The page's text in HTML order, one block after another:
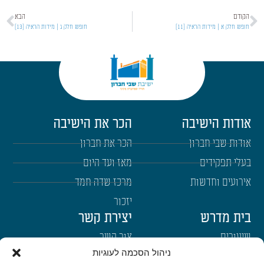
ניהול הסכמה לעוגיות
הקודם
חופש חלק א | מידות הראיה [11]
הבא
חופש חלק ג | מידות הראיה [13]
אודות הישיבה
אודות שבי חברון
בעלי תפקידים
אירועים וחדשות
הכר את הישיבה
הכר את חברון
מאז ועד היום
מרכז שדה חמד
יזכור
בית מדרש
שיעורים
יצירת קשר
צור קשר
הרשמה לשבו"ש